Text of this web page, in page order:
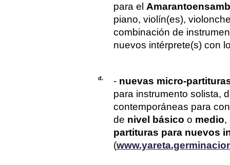
para el
piano, violín(es),
combinación de
nuevos intérprete(s) con
d. - nuevas micro-
para instrumento solista,
contemporáneas para
de nivel básico o medio,
partituras para nuevos
(